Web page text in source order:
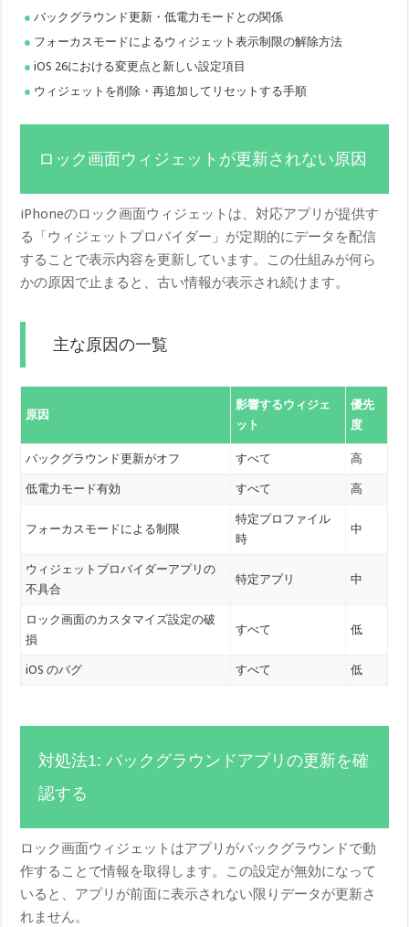
バックグラウンド更新・低電力モードとの関係
フォーカスモードによるウィジェット表示制限の解除方法
iOS 26における変更点と新しい設定項目
ウィジェットを削除・再追加してリセットする手順
ロック画面ウィジェットが更新されない原因
iPhoneのロック画面ウィジェットは、対応アプリが提供す
る「ウィジェットプロバイダー」が定期的にデータを配信
することで表示内容を更新しています。この仕組みが何ら
かの原因で止まると、古い情報が表示され続けます。
主な原因の一覧
原因
影響するウィジェ
ット
優先
度
バックグラウンド更新がオフ すべて 高
低電力モード有効 すべて 高
フォーカスモードによる制限
特定プロファイル
時
中
ウィジェットプロバイダーアプリの
不具合
特定アプリ 中
ロック画面のカスタマイズ設定の破
損
すべて 低
iOS のバグ すべて 低
対処法1: バックグラウンドアプリの更新を確
認する
ロック画面ウィジェットはアプリがバックグラウンドで動
作することで情報を取得します。この設定が無効になって
いると、アプリが前面に表示されない限りデータが更新さ
れません。